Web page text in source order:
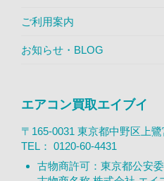
ご利用案内
お知らせ・BLOG
エアコン買取エイブイ
〒165-0031 東京都中野区上
TEL： 0120-60-4431
古物商許可：東京都公安